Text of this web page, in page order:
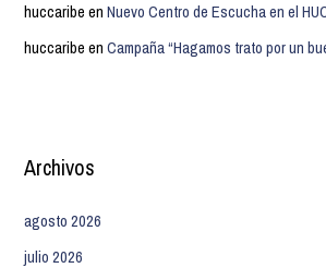
huccaribe enNuevo Centro de Escucha en el
huccaribe enCampaña “Hagamos trato por un
Archivos
agosto 2026
julio 2026